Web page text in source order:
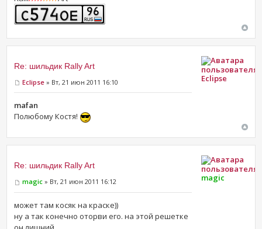
Re: шильдик Rally Art
Eclipse » Вт, 21 июн 2011 16:10
mafan
Полюбому Костя!
Eclipse
Re: шильдик Rally Art
magic » Вт, 21 июн 2011 16:12
может там косяк на краске))
ну а так конечно оторви его. на этой решетке
magic